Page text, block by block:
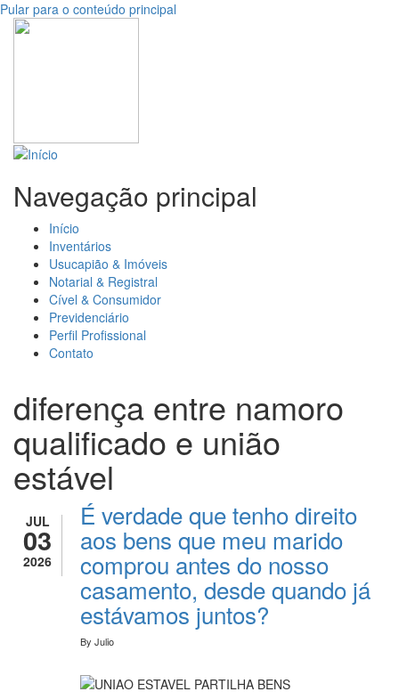
Pular para o conteúdo principal
Navegação principal
Início
Inventários
Usucapião & Imóveis
Notarial & Registral
Cível & Consumidor
Previdenciário
Perfil Profissional
Contato
diferença entre namoro
qualificado e união
estável
JUL
03
2026
É verdade que tenho direito
aos bens que meu marido
comprou antes do nosso
casamento, desde quando já
estávamos juntos?
By Julio